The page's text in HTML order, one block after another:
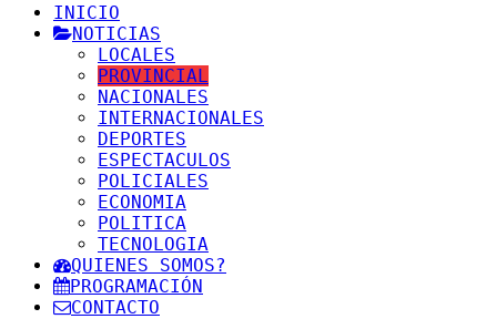
INICIO
NOTICIAS
LOCALES
PROVINCIAL
NACIONALES
INTERNACIONALES
DEPORTES
ESPECTACULOS
POLICIALES
ECONOMIA
POLITICA
TECNOLOGIA
QUIENES SOMOS?
PROGRAMACIÓN
CONTACTO